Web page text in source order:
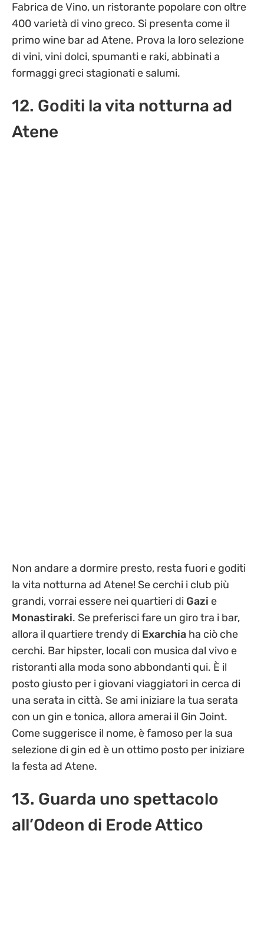
Fabrica de Vino, un ristorante popolare con oltre
400 varietà di vino greco. Si presenta come il
primo wine bar ad Atene. Prova la loro selezione
di vini, vini dolci, spumanti e raki, abbinati a
formaggi greci stagionati e salumi.
12. Goditi la vita notturna ad
Atene
Non andare a dormire presto, resta fuori e goditi
la vita notturna ad Atene! Se cerchi i club più
grandi, vorrai essere nei quartieri di Gazi e
Monastiraki. Se preferisci fare un giro tra i bar,
allora il quartiere trendy di Exarchia ha ciò che
cerchi. Bar hipster, locali con musica dal vivo e
ristoranti alla moda sono abbondanti qui. È il
posto giusto per i giovani viaggiatori in cerca di
una serata in città. Se ami iniziare la tua serata
con un gin e tonica, allora amerai il Gin Joint.
Come suggerisce il nome, è famoso per la sua
selezione di gin ed è un ottimo posto per iniziare
la festa ad Atene.
13. Guarda uno spettacolo
all’Odeon di Erode Attico